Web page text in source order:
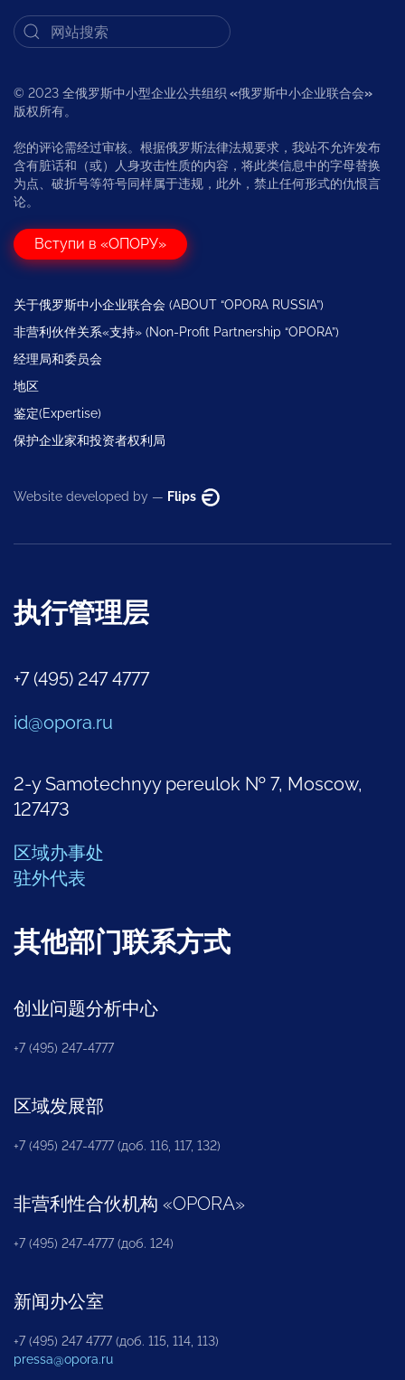
© 2023 全俄罗斯中小型企业公共组织 «俄罗斯中小企业联合会»
版权所有。
您的评论需经过审核。根据俄罗斯法律法规要求，我站不允许发布
含有脏话和（或）人身攻击性质的内容，将此类信息中的字母替换
为点、破折号等符号同样属于违规，此外，禁止任何形式的仇恨言
论。
Вступи в «ОПОРУ»
关于俄罗斯中小企业联合会 (ABOUT “OPORA RUSSIA”)
非营利伙伴关系«支持» (Non-Profit Partnership “OPORA”)
经理局和委员会
地区
鉴定(Expertise)
保护企业家和投资者权利局
Website developed by — Flips
执行管理层
+7 (495) 247 4777
id@opora.ru
2-y Samotechnyy pereulok № 7, Moscow,
127473
区域办事处
驻外代表
其他部门联系方式
创业问题分析中心
+7 (495) 247-4777
区域发展部
+7 (495) 247-4777 (доб. 116, 117, 132)
非营利性合伙机构 «OPORA»
+7 (495) 247-4777 (доб. 124)
新闻办公室
+7 (495) 247 4777 (доб. 115, 114, 113)
pressa@opora.ru